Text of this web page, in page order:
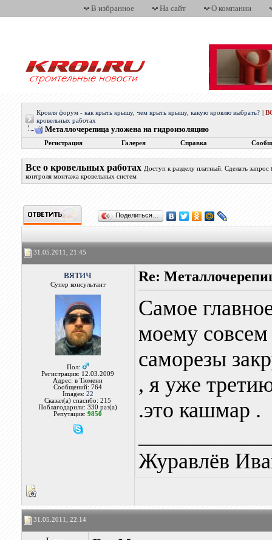
В избранное На сайт О компании
Кровля форум - как крыть крышу, чем крыть крышу, какую кровлю выбрать?
кровельных работах
Металлочерепица уложена на гидроизоляцию
Регистрация Галерея Справка
Все о кровельных работах Доступ к разделу платный. Сделать
контроля монтажа кровельных систем
Поделиться…
31.05.2011, 21:45
вятич
Супер консультант
Пол:
Регистрация: 12.03.2009
Адрес: в Тюмени
Сообщений: 764
Images: 22
Сказал(а) спасибо: 215
Поблагодарили: 330 раз(а)
Репутация:9850
Re:
Самое
моему
саморезы
, я уже
.это кашмар .
Журавлёв
31.05.2011, 22:14